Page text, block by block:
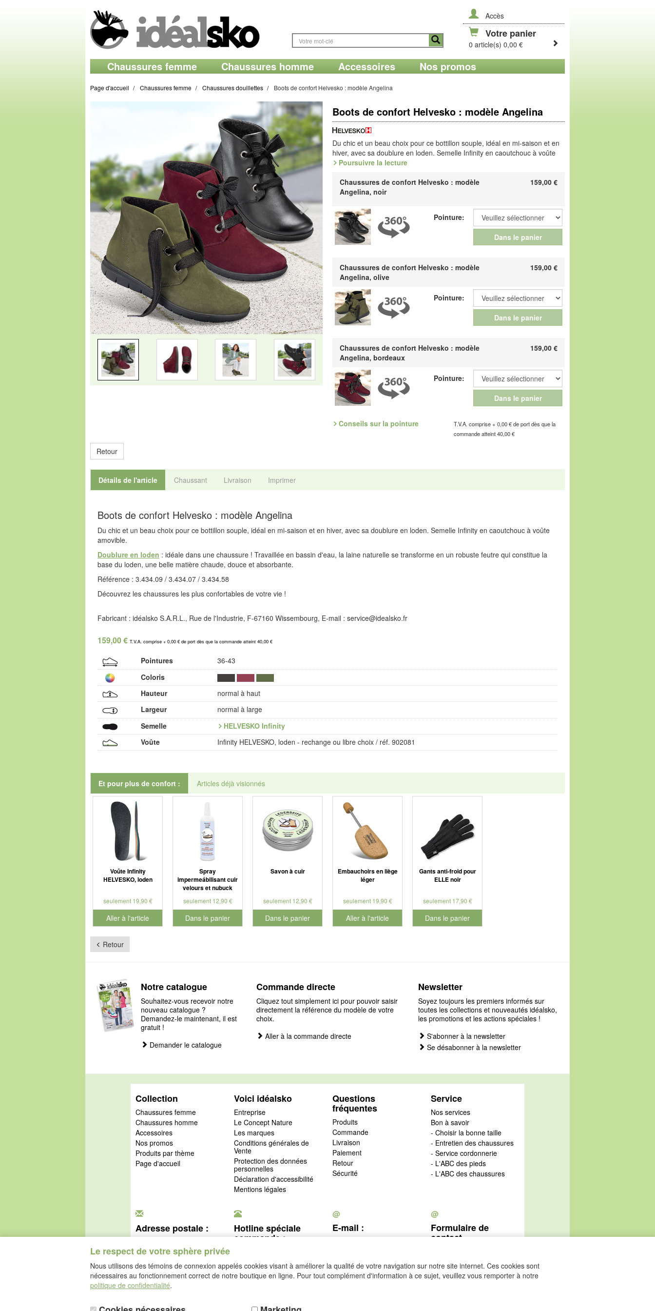
Accès
Votre panier
0 article(s) 0,00 €
Chaussures femme Chaussures homme Accessoires Nos promos
Page d'accueil Chaussures femme Chaussures douillettes Boots de confort Helvesko : modèle Angelina
Boots de confort Helvesko : modèle Angelina
Du chic et un beau choix pour ce bottillon souple, idéal en mi-saison et en
hiver, avec sa doublure en loden. Semelle Infinity en caoutchouc à voûte
amovible.
Doublure en loden
: idéale dans une chaussure ! Travaillée en bassin
d'eau, la laine naturelle se transforme en un robuste feutre qui constitue la
base du loden, une belle matière chaude, douce et absorbante.
Référence : 3.434.09 / 3.434.07 / 3.434.58
Découvrez les chaussures les plus confortables de votre vie !
Poursuivre la lecture
Pointure:
Dans le panier
Chaussures de confort Helvesko : modèle
Angelina, noir
159,00 €
Pointure:
Dans le panier
Chaussures de confort Helvesko : modèle
Angelina, olive
159,00 €
Pointure:
Dans le panier
Chaussures de confort Helvesko : modèle
Angelina, bordeaux
159,00 €
Conseils sur la pointure
T.V.A. comprise + 0,00 € de port dès que la
commande atteint 40,00 €
Retour
Détails de l'article Chaussant Livraison Imprimer
Boots de confort Helvesko : modèle Angelina
Du chic et un beau choix pour ce bottillon souple, idéal en mi-saison et en hiver, avec sa doublure en loden. Semelle Infinity en caoutchouc à voûte
amovible.
Doublure en loden : idéale dans une chaussure ! Travaillée en bassin d'eau, la laine naturelle se transforme en un robuste feutre qui constitue la
base du loden, une belle matière chaude, douce et absorbante.
Référence : 3.434.09 / 3.434.07 / 3.434.58
Découvrez les chaussures les plus confortables de votre vie !
Fabricant : idéalsko S.A.R.L., Rue de l'Industrie, F-67160 Wissembourg, E-mail : service@idealsko.fr
159,00 € T.V.A. comprise + 0,00 € de port dès que la commande atteint 40,00 €
Pointures
36-43
Coloris
Hauteur
normal à haut
Largeur
normal à large
Semelle
HELVESKO Infinity
Voûte
Infinity HELVESKO, loden - rechange ou libre choix / réf. 902081
Et pour plus de confort : Articles déjà visionnés
Voûte Infinity
HELVESKO, loden
seulement 19,90 €
Aller à l'article
Spray
impermeábilisant cuir
velours et nubuck
seulement 12,90 €
Dans le panier
pour le numéro de produit 901179
Savon à cuir
seulement 12,90 €
Dans le panier
pour le numéro de produit 901127
Embauchoirs en liège
léger
seulement 19,90 €
Aller à l'article
Gants anti-froid pour
ELLE noir
seulement 17,90 €
Dans le panier
pour le numéro de produit 905090
Retour
Le respect de votre sphère privée
Nous utilisons des témoins de connexion appelés cookies visant à améliorer la qualité de votre navigation sur notre site internet. Ces cookies sont
nécessaires au fonctionnement correct de notre boutique en ligne. Pour tout complément d'information à ce sujet, veuillez vous remporter à notre
politique de confidentialité.
Notre catalogue
Souhaitez-vous recevoir notre
nouveau catalogue ?
Demandez-le maintenant, il est
gratuit !
Demander le catalogue
Commande directe
Cliquez tout simplement ici pour pouvoir saisir
directement la référence du modèle de votre
choix.
Aller à la commande directe
Newsletter
Soyez toujours les premiers informés sur
toutes les collections et nouveautés idéalsko,
les promotions et les actions spéciales !
S'abonner à la newsletter
Se désabonner à la newsletter
Collection
Chaussures femme
Chaussures homme
Accessoires
Nos promos
Produits par thème
Page d'accueil
Voici idéalsko
Entreprise
Le Concept Nature
Les marques
Conditions générales de
Vente
Protection des données
personnelles
Déclaration d'accessibilité
Mentions légales
Questions
fréquentes
Produits
Commande
Livraison
Paiement
Retour
Sécurité
Service
Nos services
Bon à savoir
- Choisir la bonne taille
- Entretien des chaussures
- Service cordonnerie
- L'ABC des pieds
- L'ABC des chaussures
Adresse postale :
Rue de l'Industrie
67160 Wissembourg
Hotline spéciale
commande :
Se rétracter
@
E-mail :
@
Formulaire de
contact